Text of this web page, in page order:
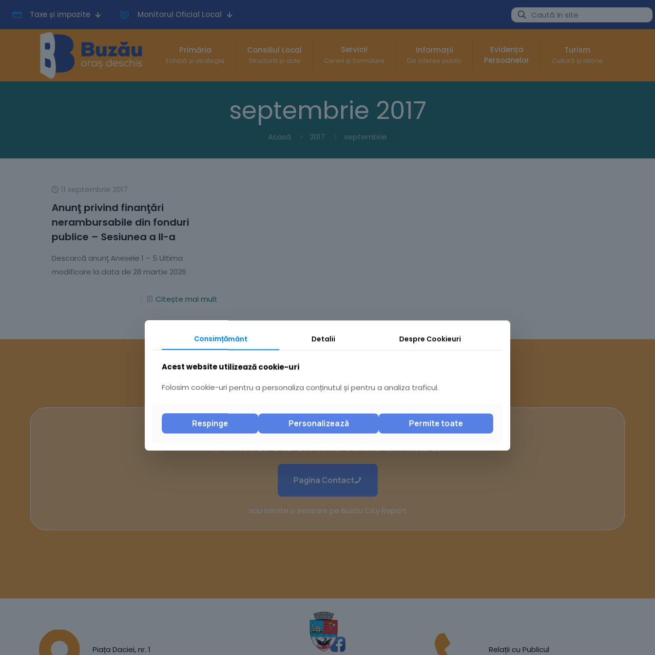
Taxe și impozite Monitorul Oficial Local
Primăria
Echipă și strategie
Consiliul Local
Structură și acte
Servicii
Cereri și formulare
Informații
De interes public
Evidența
Persoanelor
Turism
Cultură și Istorie
septembrie 2017
Acasă 2017 septembrie
11 septembrie 2017
Anunţ privind finanţări
nerambursabile din fonduri
publice – Sesiunea a II-a
Descarcă anunţ Anexele 1 – 5 Ultima
modificare la data de 28 martie 2026
Citește mai mult
Ai întrebări? Accesează
Pagina Contact
sau trimite o sesizare pe Buzău City Report
Piața Daciei, nr. 1 Relații cu Publicul
Consimțământ Detalii Despre Cookieuri
Acest website utilizează cookie-uri
Folosim cookie-uri pentru a personaliza conținutul și pentru a analiza traficul.
Respinge Personalizează Permite toate